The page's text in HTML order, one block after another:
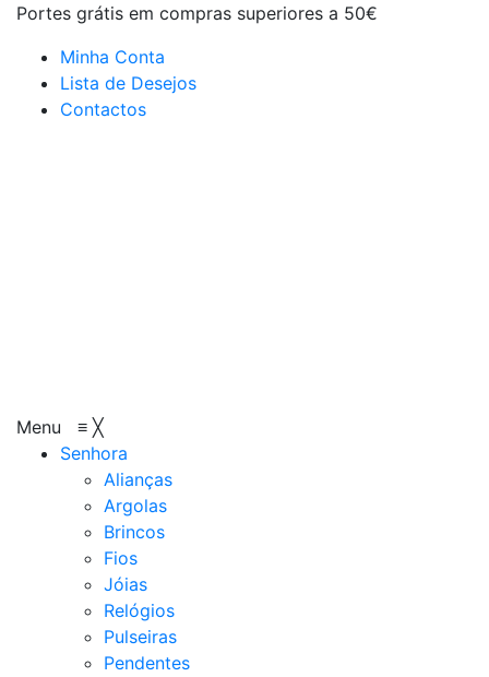
Portes grátis em compras superiores a 50€
Minha Conta
Lista de Desejos
Contactos
Menu ≡ ╳
Senhora
Alianças
Argolas
Brincos
Fios
Jóias
Relógios
Pulseiras
Pendentes